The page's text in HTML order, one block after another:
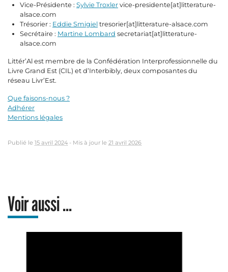
Vice-Présidente : Sylvie Troxler vice-presidente[at]litterature-
alsace.com
Trésorier : Eddie Smigiel tresorier[at]litterature-alsace.com
Secrétaire : Martine Lombard secretariat[at]litterature-
alsace.com
Littér’Al est membre de la Confédération Interprofessionnelle du
Livre Grand Est (CIL) et d’Interbibly, deux composantes du
réseau Livr’Est.
Que faisons-nous ?
Adhérer
Mentions légales
Publié le 15 avril 2024 - Mis à jour le 21 avril 2026
Voir aussi ...